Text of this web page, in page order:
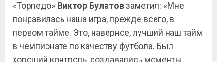
«Торпедо» Виктор Булатовзаметил: «Мне
понравилась наша игра, прежде всего, в
первом тайме. Это, наверное, лучший наш тайм
в чемпионате по качеству футбола. Был
хороший контроль, создавались моменты